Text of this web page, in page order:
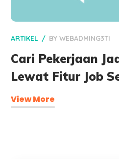
ARTIKEL BYWEBADMING3TI
Cari Pekerjaan
Lewat Fitur Job
View More